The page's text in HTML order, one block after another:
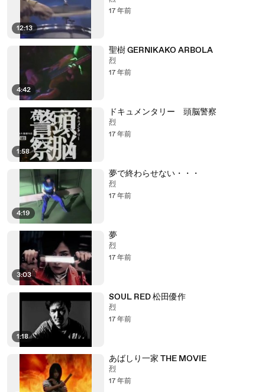
12:13
17 年前
4:42
聖樹 GERNIKAKO ARBOLA
烈
17 年前
1:58
ドキュメンタリー 頭脳警察
烈
17 年前
4:19
夢で終わらせない・・・
烈
17 年前
3:03
夢
烈
17 年前
1:18
SOUL RED 松田優作
烈
17 年前
あばしり一家 THE MOVIE
烈
17 年前